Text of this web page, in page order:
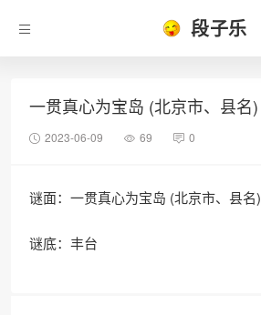
段子乐
一贯真心为宝岛 (北京市、县名)
2023-06-09 69 0
谜面：一贯真心为宝岛 (北京市、县名)
谜底：丰台